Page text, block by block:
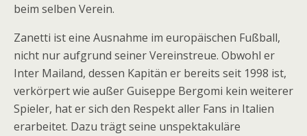
beim selben Verein.
Zanetti ist eine Ausnahme im europäischen Fußball,
nicht nur aufgrund seiner Vereinstreue. Obwohl er
Inter Mailand, dessen Kapitän er bereits seit 1998 ist,
verkörpert wie außer Guiseppe Bergomi kein weiterer
Spieler, hat er sich den Respekt aller Fans in Italien
erarbeitet. Dazu trägt seine unspektakuläre